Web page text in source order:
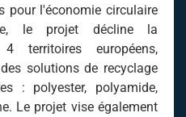
pour l'économie circulaire
le projet décline la
territoires européens,
solutions de recyclage
: polyester, polyamide,
Le projet vise également